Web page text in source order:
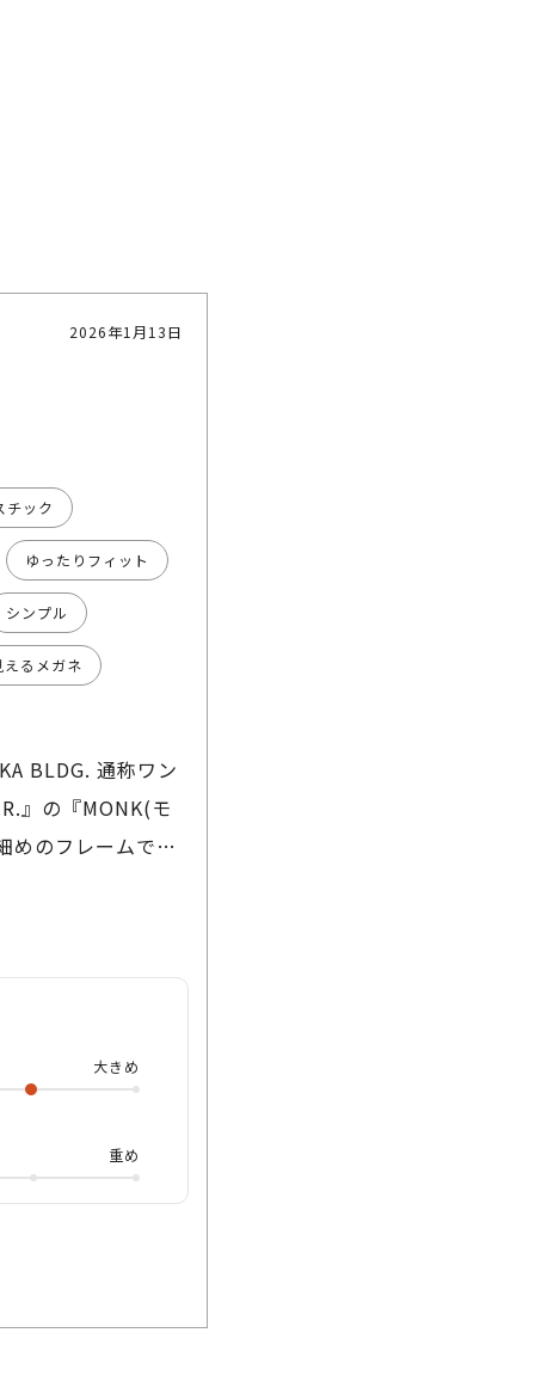
チック
ゆったりフィット
シンプル
るメガネ
BLDG. 通称ワン
』の『MONK(モ
のフレームで、
🎁✨ 最後までご
2026年1月13日
大きめ
重め